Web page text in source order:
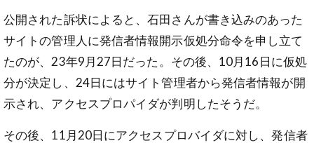
公開された訴状によると、石田さんが書き込みのあった
サイトの管理人に発信者情報開示仮処分命令を申し立て
たのが、23年9月27日だった。その後、10月16日に仮処
分が決定し、24日にはサイト管理者から発信者情報が開
示され、アクセスプロパイダが判明したそうだ。
その後、11月20日にアクセスプロバイダに対し、発信者